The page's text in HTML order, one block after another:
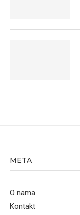
META
O nama
Kontakt